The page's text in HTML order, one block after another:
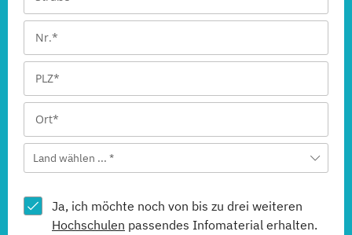
Land wählen ... *
Ja, ich möchte noch von bis zu drei weiteren
Hochschulen passendes Infomaterial erhalten.